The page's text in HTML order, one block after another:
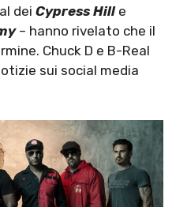
dei Cypress Hille
– hanno rivelato che il
Chuck D e B-Real
sui social media